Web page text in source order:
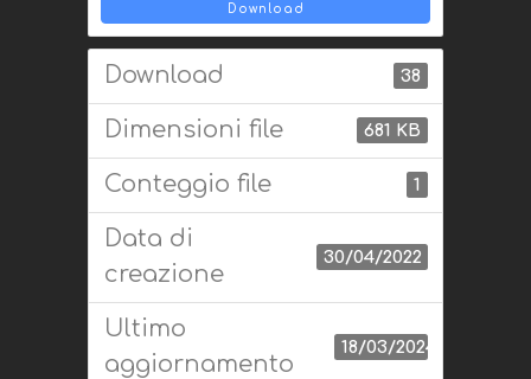
Download
Download 38
Dimensioni file 681 KB
Conteggio file 1
Data di
creazione
30/04/2022
Ultimo
aggiornamento
18/03/2024